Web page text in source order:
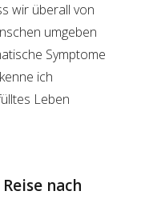
wir überall von
umgeben
Symptome
ich
Leben
nach